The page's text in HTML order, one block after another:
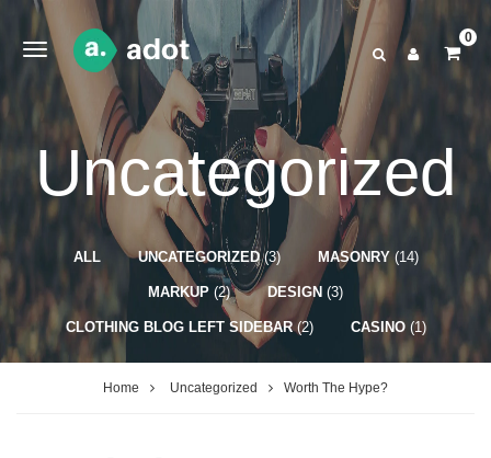
0
Uncategorized
ALL UNCATEGORIZED(3) MASONRY(14)
MARKUP (2) DESIGN (3)
CLOTHING BLOG LEFT SIDEBAR(2) CASINO(1)
Home Uncategorized Worth The Hype?